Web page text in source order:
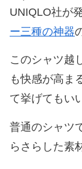
UNIQLO社が
ー三種の神器
このシャツ越
も快感が高ま
て挙げてもい
普通のシャツ
らさらした素